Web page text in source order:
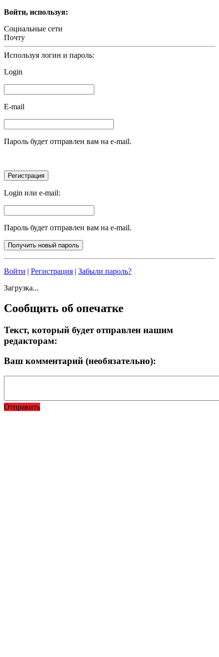
Войти, используя:
Социальные сети
Почту
Используя логин и пароль:
Login
E-mail
Пароль будет отправлен вам на e-mail.
Login или e-mail:
Пароль будет отправлен вам на e-mail.
Войти | Регистрация | Забыли пароль?
Загрузка...
Сообщить об опечатке
Текст, который будет отправлен нашим
редакторам:
Ваш комментарий (необязательно):
Отправить